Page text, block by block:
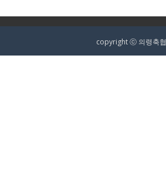
copyright ⓒ 의령축협